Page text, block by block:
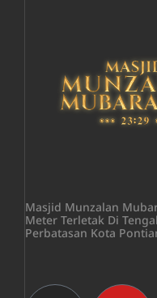
Masjid Munzalan
Meter Terletak Di
Perbatasan Kota